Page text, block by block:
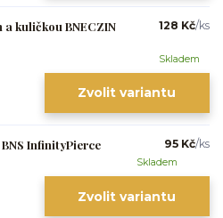
a kuličkou BNECZIN
128 Kč/ks
Skladem
Zvolit variantu
InfinityPierce 95 Kč/ks
Skladem
Zvolit variantu